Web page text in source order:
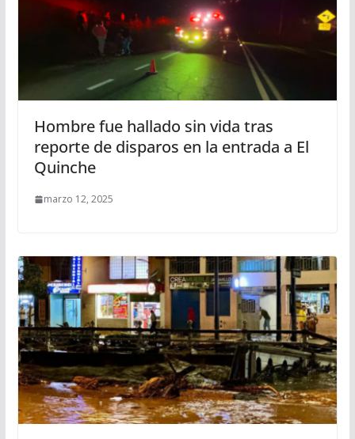
Hombre fue hallado sin vida tras
reporte de disparos en la entrada a El
Quinche
marzo 12, 2025